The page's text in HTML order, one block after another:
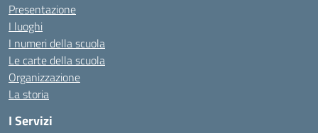
Presentazione
I luoghi
I numeri della scuola
Le carte della scuola
Organizzazione
La storia
I Servizi